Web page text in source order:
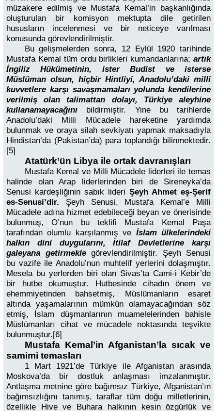
müzakere edilmiş ve Mustafa Kemal’in başkanlığında
oluşturulan bir komisyon mektupta dile getirilen
hususların incelenmesi ve bir neticeye varılması
konusunda görevlendirilmiştir.
Bu gelişmelerden sonra, 12 Eylül 1920 tarihinde
Mustafa Kemal tüm ordu birlikleri kumandanlarına; artık
İngiliz Hükümetinin, ister Budist ve isterse
Müslüman olsun, hiçbir Hintliyi, Anadolu’daki milli
kuvvetlere karşı savaşmamaları yolunda kendilerine
verilmiş olan talimattan dolayı, Türkiye aleyhine
kullanamayacağını bildirmiştir. Yine bu tarihlerde
Anadolu’daki Milli Mücadele hareketine yardımda
bulunmak ve oraya silah sevkiyatı yapmak maksadıyla
Hindistan’da (Pakistan’da) para toplandığı bilinmektedir.
[5]
Atatürk’ün Libya ile ortak davranışları
Mustafa Kemal ve Milli Mücadele liderleri ile temas
halinde olan Arap liderlerinden biri de Sireneyka’da
Senusi kardeşliğinin sabık lideri Şeyh Ahmet eş-Şerif
es-Senusi’dir. Şeyh Senusi, Mustafa Kemal’e Milli
Mücadele adına hizmet edebileceği beyan ve önerisinde
bulunmuş, O’nun bu teklifi Mustafa Kemal Paşa
tarafından olumlu karşılanmış ve İslam ülkelerindeki
halkın dini duygularını, İtilaf Devletlerine karşı
galeyana getirmeklegörevlendirilmiştir. Şeyh Senusi
bu vazife ile Anadolu’nun muhtelif yerlerini dolaşmıştır.
Mesela bu yerlerden biri olan Sivas’ta Cami-i Kebir’de
bir hutbe okumuştur. Hutbesinde cihadın önem ve
ehemmiyetinden bahsetmiş, Müslümanların esaret
altında yaşamalarının mümkün olamayacağından söz
etmiş, İslam düşmanlarının muamelelerinden bahisle
Müslümanları cihat ve mücadele noktasında teşvikte
bulunmuştur.[6]
Mustafa Kemal’in Afganistan’la sıcak ve
samimi temasları
1 Mart 1921’de Türkiye ile Afganistan arasında
Moskova’da bir dostluk anlaşması imzalanmıştır.
Antlaşma metnine göre bağımsız Türkiye, Afganistan’ın
bağımsızlığını tanımış, taraflar tüm doğu milletlerinin,
özellikle Hive ve Buhara halkının kesin özgürlük ve